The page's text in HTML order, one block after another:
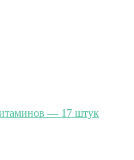
— 17 штук